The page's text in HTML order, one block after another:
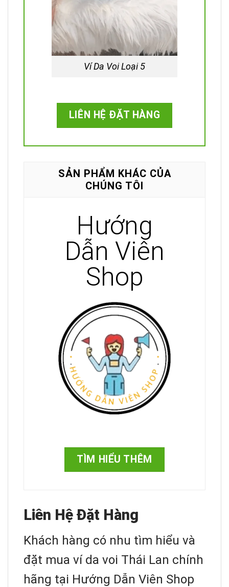
Ví Da Voi Loại 5
LIÊN HỆ ĐẶT HÀNG
SẢN PHẨM KHÁC CỦA
CHÚNG TÔI
Hướng
Dẫn Viên
Shop
TÌM HIỂU THÊM
Liên Hệ Đặt Hàng
Khách hàng có nhu tìm hiểu và
đặt mua ví da voi Thái Lan chính
hãng tại Hướng Dẫn Viên Shop